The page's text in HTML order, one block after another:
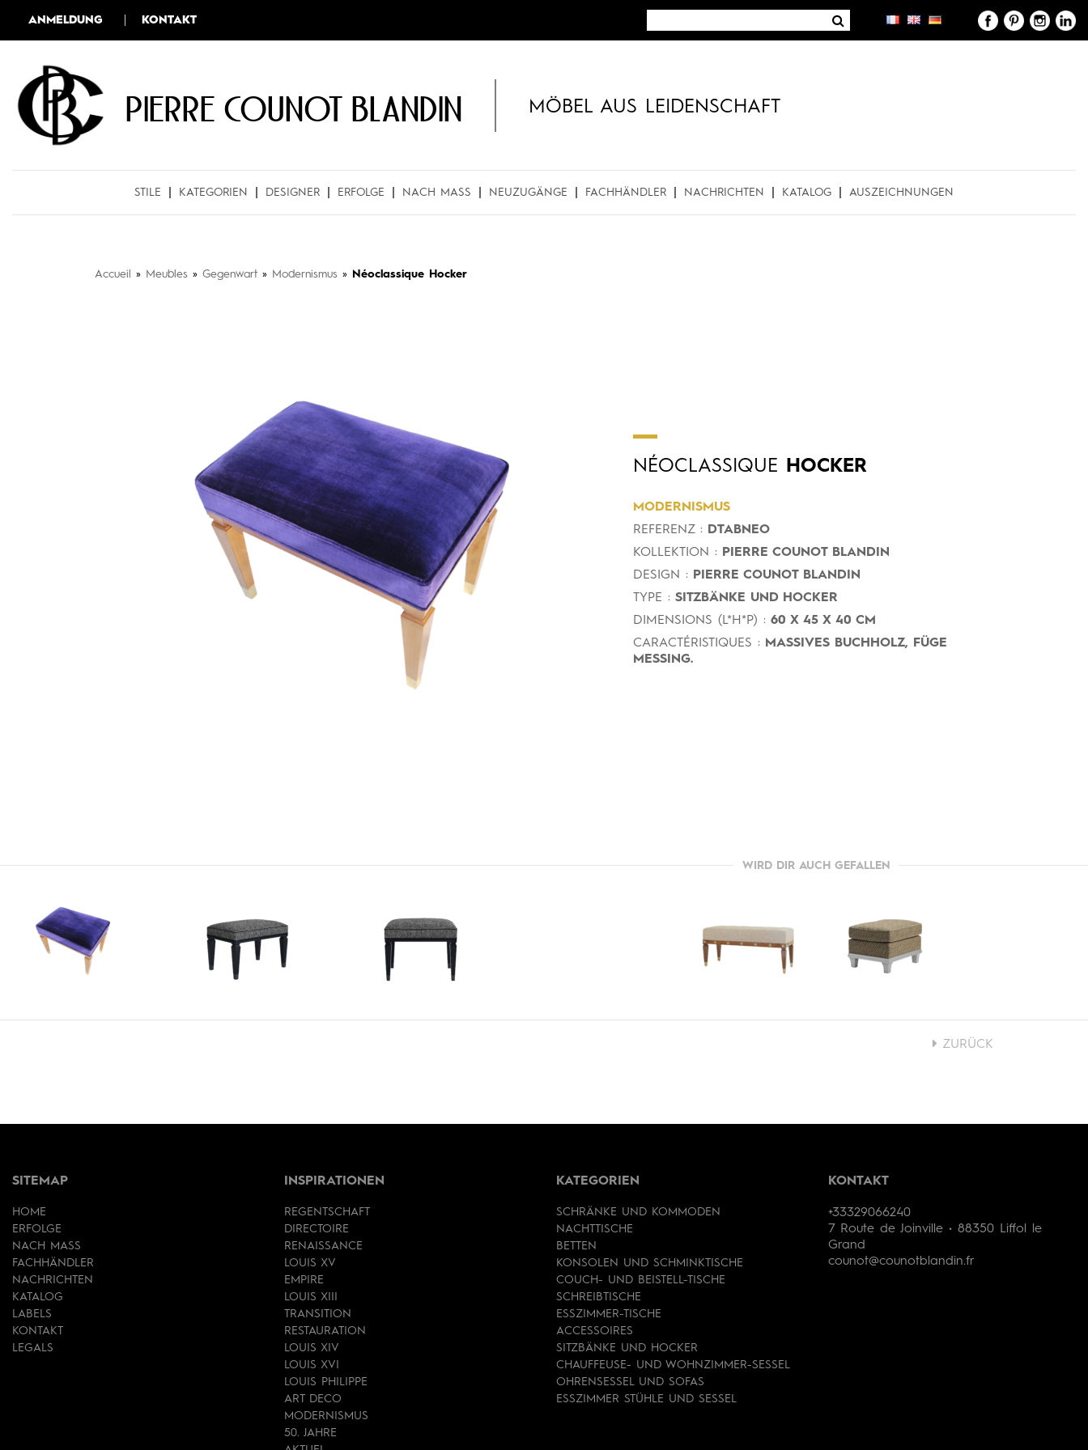
ANMELDUNG KONTAKT
Pierre COUNOT BLANDIN MÖBEL AUS LEIDENSCHAFT
STILE KATEGORIEN DESIGNER ERFOLGE NACH MASS NEUZUGÄNGE FACHHÄNDLER NACHRICHTEN KATALOG AUSZEICHNUNGEN
Accueil » Meubles » Gegenwart » Modernismus » Néoclassique Hocker
NÉOCLASSIQUE HOCKER
MODERNISMUS
REFERENZ : DTABNEO
KOLLEKTION : PIERRE COUNOT BLANDIN
DESIGN : PIERRE COUNOT BLANDIN
TYPE : SITZBÄNKE UND HOCKER
DIMENSIONS (L*H*P) : 60 X 45 X 40 CM
CARACTÉRISTIQUES : MASSIVES BUCHHOLZ, FÜGE
MESSING.
WIRD DIR AUCH GEFALLEN
ZURÜCK
SITEMAP
HOME
ERFOLGE
NACH MASS
FACHHÄNDLER
NACHRICHTEN
KATALOG
LABELS
KONTAKT
LEGALS
INSPIRATIONEN
REGENTSCHAFT
DIRECTOIRE
RENAISSANCE
LOUIS XV
EMPIRE
LOUIS XIII
TRANSITION
RESTAURATION
LOUIS XIV
LOUIS XVI
LOUIS PHILIPPE
ART DECO
MODERNISMUS
50. JAHRE
KATEGORIEN
SCHRÄNKE UND KOMMODEN
NACHTTISCHE
BETTEN
KONSOLEN UND SCHMINKTISCHE
COUCH- UND BEISTELL-TISCHE
SCHREIBTISCHE
ESSZIMMER-TISCHE
ACCESSOIRES
SITZBÄNKE UND HOCKER
CHAUFFEUSE- UND WOHNZIMMER-SESSEL
OHRENSESSEL UND SOFAS
ESSZIMMER STÜHLE UND SESSEL
KONTAKT
+33329066240
7 Route de Joinville • 88350 Liffol le
Grand
counot@counotblandin.fr